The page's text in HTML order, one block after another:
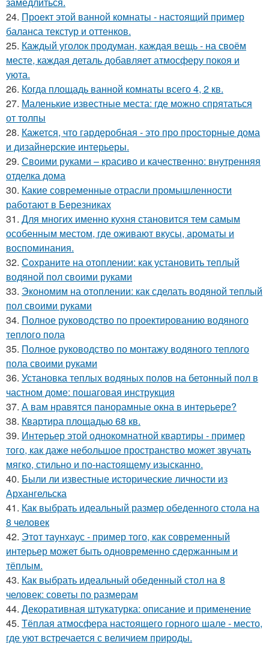
24. Проект этой ванной комнаты - настоящий пример
баланса текстур и оттенков.
25. Каждый уголок продуман, каждая вещь - на своём
месте, каждая деталь добавляет атмосферу покоя и
уюта.
26. Когда площадь ванной комнаты всего 4, 2 кв.
27. Маленькие известные места: где можно спрятаться
от толпы
28. Кажется, что гардеробная - это про просторные дома
и дизайнерские интерьеры.
29. Своими руками – красиво и качественно: внутренняя
отделка дома
30. Какие современные отрасли промышленности
работают в Березниках
31. Для многих именно кухня становится тем самым
особенным местом, где оживают вкусы, ароматы и
воспоминания.
32. Сохраните на отоплении: как установить теплый
водяной пол своими руками
33. Экономим на отоплении: как сделать водяной теплый
пол своими руками
34. Полное руководство по проектированию водяного
теплого пола
35. Полное руководство по монтажу водяного теплого
пола своими руками
36. Установка теплых водяных полов на бетонный пол в
частном доме: пошаговая инструкция
37. А вам нравятся панорамные окна в интерьере?
38. Квартира площадью 68 кв.
39. Интерьер этой однокомнатной квартиры - пример
того, как даже небольшое пространство может звучать
мягко, стильно и по-настоящему изысканно.
40. Были ли известные исторические личности из
Архангельска
41. Как выбрать идеальный размер обеденного стола на
8 человек
42. Этот таунхаус - пример того, как современный
интерьер может быть одновременно сдержанным и
тёплым.
43. Как выбрать идеальный обеденный стол на 8
человек: советы по размерам
44. Декоративная штукатурка: описание и применение
45. Тёплая атмосфера настоящего горного шале - место,
где уют встречается с величием природы.